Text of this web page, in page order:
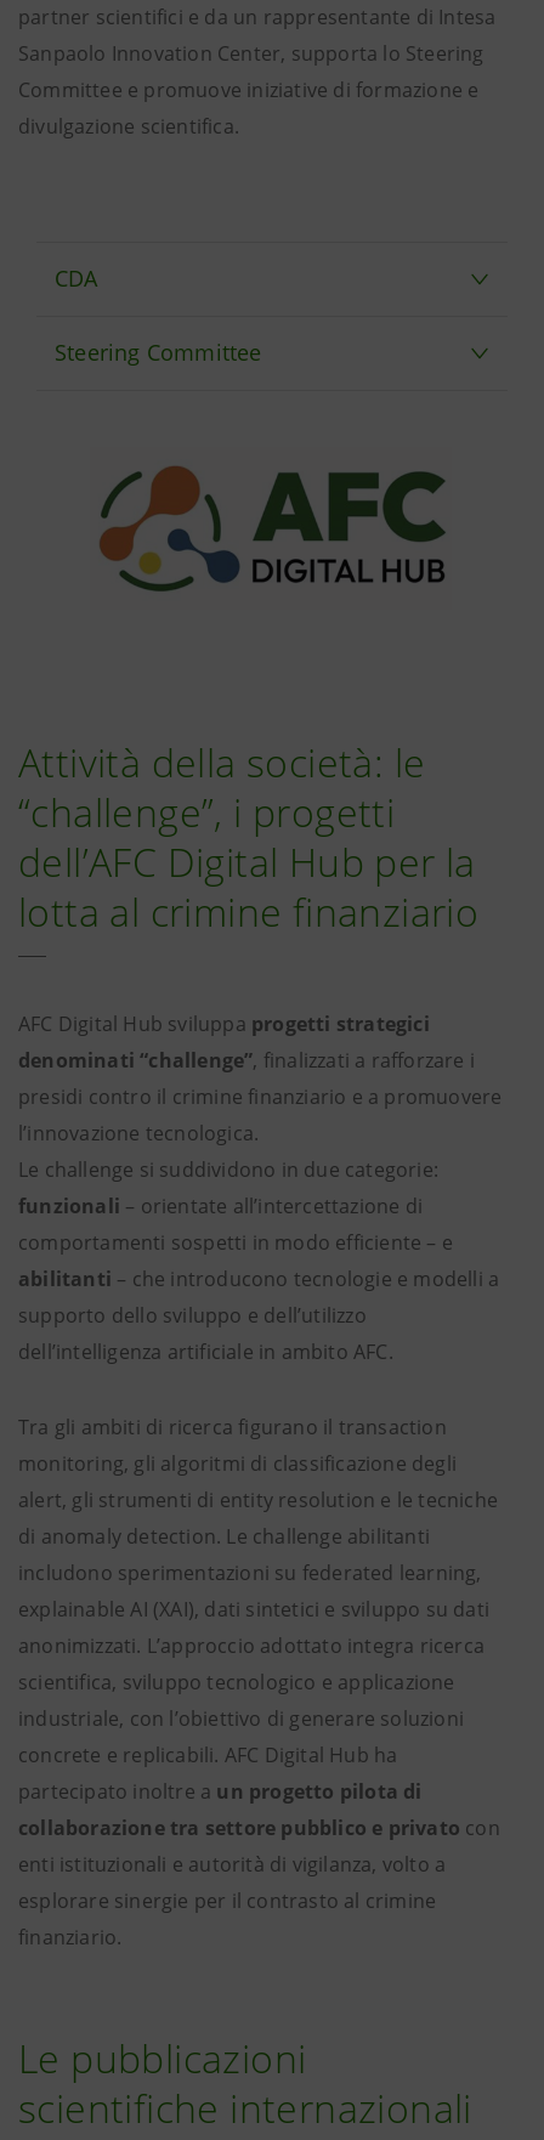
partner scientifici e da un rappresentante di Intesa
Sanpaolo Innovation Center, supporta lo Steering
Committee e promuove iniziative di formazione e
divulgazione scientifica.
CDA
Steering Committee
Attività della società: le
“challenge”, i progetti
dell’AFC Digital Hub per la
lotta al crimine finanziario
AFC Digital Hub sviluppa progetti strategici
denominati “challenge”, finalizzati a rafforzare i
presidi contro il crimine finanziario e a promuovere
l’innovazione tecnologica.
Le challenge si suddividono in due categorie:
funzionali – orientate all’intercettazione di
comportamenti sospetti in modo efficiente – e
abilitanti – che introducono tecnologie e modelli a
supporto dello sviluppo e dell’utilizzo
dell’intelligenza artificiale in ambito AFC.
Tra gli ambiti di ricerca figurano il transaction
monitoring, gli algoritmi di classificazione degli
alert, gli strumenti di entity resolution e le tecniche
di anomaly detection. Le challenge abilitanti
includono sperimentazioni su federated learning,
explainable AI (XAI), dati sintetici e sviluppo su dati
anonimizzati. L’approccio adottato integra ricerca
scientifica, sviluppo tecnologico e applicazione
industriale, con l’obiettivo di generare soluzioni
concrete e replicabili. AFC Digital Hub ha
partecipato inoltre a un progetto pilota di
collaborazione tra settore pubblico e privato con
enti istituzionali e autorità di vigilanza, volto a
esplorare sinergie per il contrasto al crimine
finanziario.
Le pubblicazioni
scientifiche internazionali